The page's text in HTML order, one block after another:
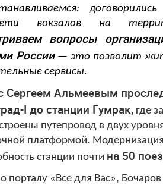
вокзалов на
вопросы
России — это позволит
сервисы.
Сергеем Альмеевым
I до станции Гумрак, где
путепровод в двух
платформой.
станции почти на 50
порталу «Все для Вас»,